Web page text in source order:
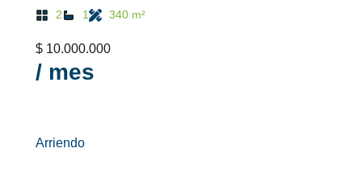
2 1 340 m²
$ 10.000.000
/ mes
Arriendo